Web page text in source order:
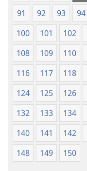
91
92 93 94
100
101 102
108
109 110
116
117 118
124
125 126
132
133 134
140
141 142
148
149 150